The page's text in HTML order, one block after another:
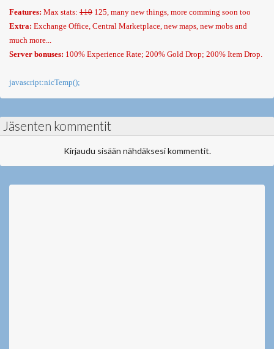
Features: Max stats: 110 125, many new things, more comming soon too
Extra: Exchange Office, Central Marketplace, new maps, new mobs and
much more...
Server bonuses: 100% Experience Rate; 200% Gold Drop; 200% Item Drop.
javascript:nicTemp();
Jäsenten kommentit
Kirjaudu sisään nähdäksesi kommentit.